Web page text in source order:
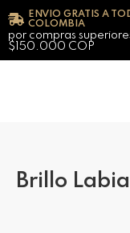
ENVIO GRATIS A
COLOMBIA
por compras
$150.000 COP
Brillo Labial